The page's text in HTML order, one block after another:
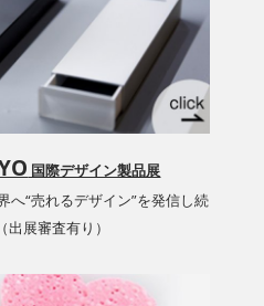
国際デザイン製品展
へ“売れるデザイン”を発信し続
出展審査有り）